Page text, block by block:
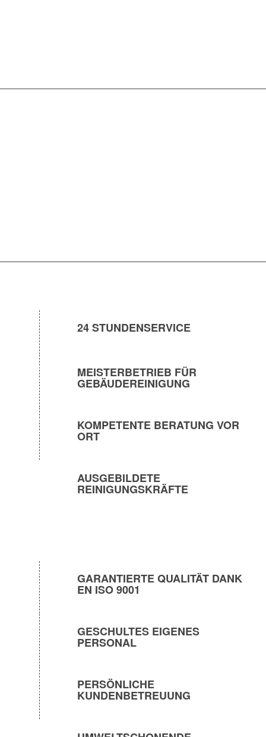
24 STUNDENSERVICE
MEISTERBETRIEB FÜR
GEBÄUDEREINIGUNG
KOMPETENTE BERATUNG VOR
ORT
AUSGEBILDETE
REINIGUNGSKRÄFTE
GARANTIERTE QUALITÄT DANK
EN ISO 9001
GESCHULTES EIGENES
PERSONAL
PERSÖNLICHE
KUNDENBETREUUNG